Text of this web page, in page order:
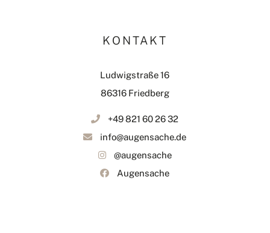
KONTAKT
Ludwigstraße 16
86316 Friedberg
+49 821 60 26 32
info@augensache.de
@augensache
Augensache